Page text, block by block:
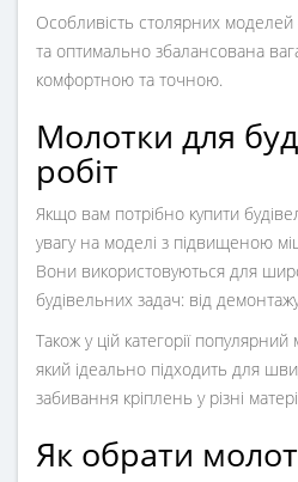
Особливість столярних
та оптимально збалансована
комфортною та точною.
Молотки для
робіт
Якщо вам потрібно купити
увагу на моделі з підвищеною
Вони використовуються для
будівельних задач: від
Також у цій категорії популярний
який ідеально підходить для
забивання кріплень у різні
Як обрати